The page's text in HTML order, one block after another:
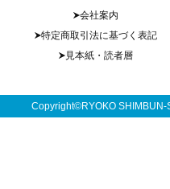
会社案内
特定商取引法に基づく表記
見本紙・読者層
Copyright©RYOKO SHIMBUN-